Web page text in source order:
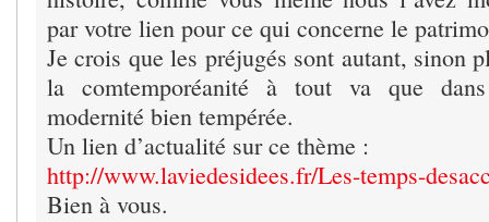
par votre lien pour ce qui concerne le
Je crois que les préjugés sont autant, sinon
la comtemporéanité à tout va que
modernité bien tempérée.
Un lien d’actualité sur ce thème :
http://www.laviedesidees.fr/Les-temps-
Bien à vous.